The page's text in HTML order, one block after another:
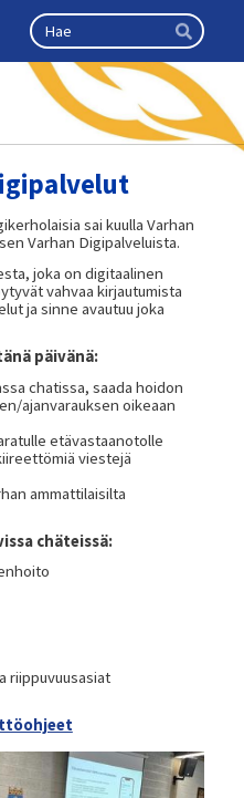
Haku
Hae
seniorit ry
sai kuulla Varhan
Varhan Digipalveluista.
joka on digitaalinen
vahvaa kirjautumista
ja sinne avautuu joka
päivänä:
chatissa, saada hoidon
ajanvarauksen oikeaan
etävastaanotolle
viestejä
ammattilaisilta
chäteissä:
riippuvuusasiat